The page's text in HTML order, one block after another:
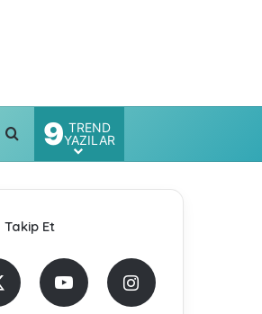
Dış görünümü değiştir
Arama yap ...
9 TREND
YAZILAR
Takip Et